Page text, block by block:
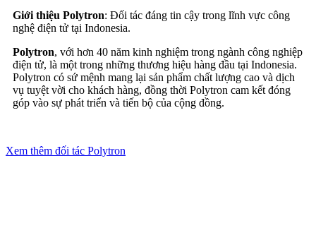
Giới thiệu Polytron: Đối tác đáng tin cậy trong lĩnh vực công
nghệ điện tử tại Indonesia.
Polytron, với hơn 40 năm kinh nghiệm trong ngành công nghiệp
điện tử, là một trong những thương hiệu hàng đầu tại Indonesia.
Polytron có sứ mệnh mang lại sản phẩm chất lượng cao và dịch
vụ tuyệt vời cho khách hàng, đồng thời Polytron cam kết đóng
góp vào sự phát triển và tiến bộ của cộng đồng.
Xem thêm đối tác Polytron